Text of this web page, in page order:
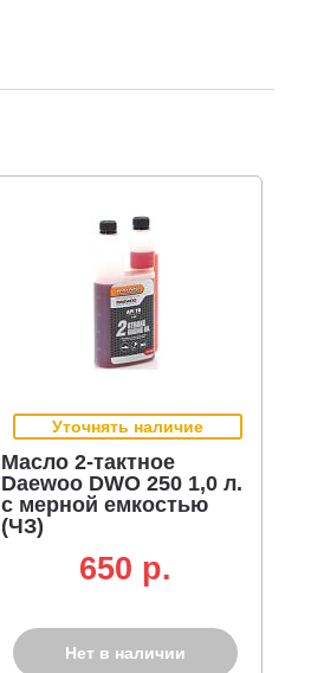
Уточнять наличие
Масло 2-тактное
Daewoo DWO 250 1,0 л.
с мерной емкостью
(ЧЗ)
650 p.
Нет в наличии